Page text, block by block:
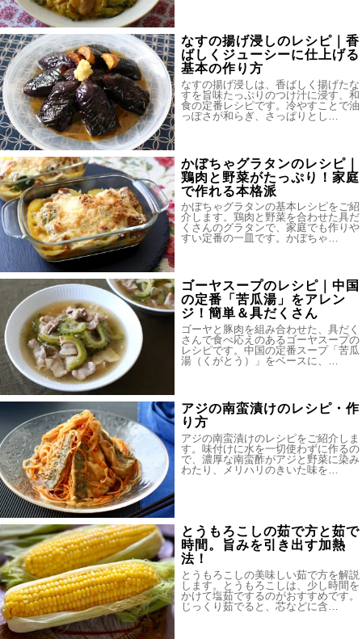
なすの揚げ浸しのレシピ｜香
ばしくジューシーに仕上げる
基本の作り方
なすの揚げ浸しは、香ばしく揚げたな
すを旨味たっぷりのつけ汁に浸す、和
食の定番レシピです。冷やすことで油
っぽさが和らぎ、さっぱりとし…
かぼちゃグラタンのレシピ｜
鶏肉と野菜がたっぷり！家庭
で作れる本格派
かぼちゃグラタンの基本レシピをご紹
介します。鶏肉と野菜を合わせた具だ
くさんのグラタンで、家庭でも作りや
すい定番の一皿です。かぼちゃ…
ゴーヤスープのレシピ｜中国
の定番「苦瓜湯」をアレン
ジ！簡単＆具だくさん
ゴーヤと豚肉を組み合わせた、具だく
さんで食べ応えのあるゴーヤスープの
レシピです。中国の定番スープ「苦瓜
湯（くがとう）」をベースに、…
アジの南蛮漬けのレシピ・作
り方
アジの南蛮漬けのレシピをご紹介しま
す。味付けに水を一切使わずに作るの
で、濃厚な南蛮酢がアジと野菜に染み
わたり、メリハリのきいた味を…
とうもろこしの茹で方と茹で
時間。旨みを引き出す加熱
法！
とうもろこしの美味しい茹で方を解説
します。とうもろこしは、少し時間を
かけて塩茹でするのがおすすめです。
じっくり茹でると、芯などに含…